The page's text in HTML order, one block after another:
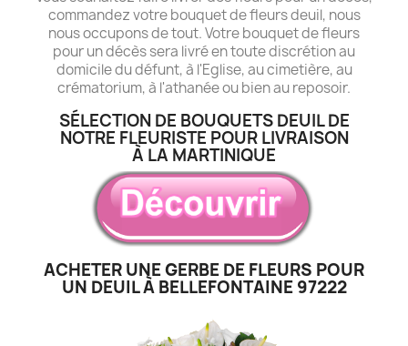
commandez votre bouquet de fleurs deuil, nous
nous occupons de tout. Votre bouquet de fleurs
pour un décès sera livré en toute discrétion au
domicile du défunt, à l'Eglise, au cimetière, au
crématorium, à l'athanée ou bien au reposoir.
SÉLECTION DE BOUQUETS DEUIL DE
NOTRE FLEURISTE POUR LIVRAISON
À LA MARTINIQUE
ACHETER UNE GERBE DE FLEURS POUR
UN DEUIL À BELLEFONTAINE 97222